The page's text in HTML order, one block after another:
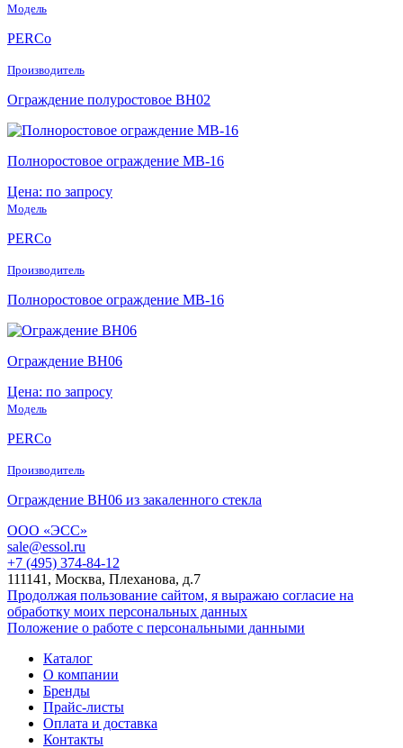
Модель
PERCo
Производитель
Ограждение полуростовое BH02
Полноростовое ограждение МB-16
Цена: по запросу
Модель
PERCo
Производитель
Полноростовое ограждение МB-16
Ограждение ВН06
Цена: по запросу
Модель
PERCo
Производитель
Ограждение ВН06 из закаленного стекла
ООО «ЭСС»
sale@essol.ru
+7 (495) 374-84-12
111141, Москва, Плеханова, д.7
Продолжая пользование сайтом, я выражаю согласие на
обработку моих персональных данных
Положение о работе с персональными данными
Каталог
О компании
Бренды
Прайс-листы
Оплата и доставка
Контакты